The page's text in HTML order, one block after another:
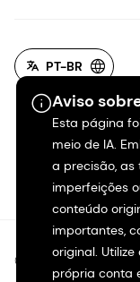
Aviso
Esta página
meio de IA.
a precisão,
imperfeições
conteúdo
importantes,
original.
própria conta
PT-BR
©2026 dsm-